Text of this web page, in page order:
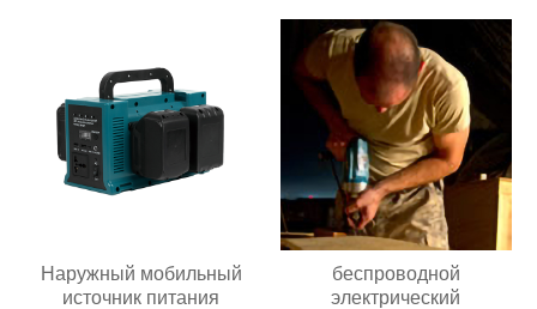
Наружный мобильный
источник питания
беспроводной
электрический